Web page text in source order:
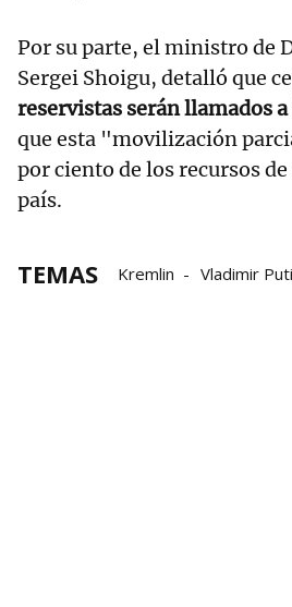
Por su parte, el ministro de
Sergei Shoigu, detalló que
reservistas serán llamados
que esta "movilización
por ciento de los recursos
país.
TEMAS Kremlin
Vladimir